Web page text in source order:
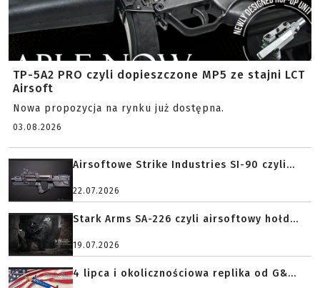
TP-5A2 PRO czyli dopieszczone MP5 ze stajni LCT
Airsoft
Nowa propozycja na rynku już dostępna.
03.08.2026
Airsoftowe Strike Industries SI-90 czyli...
22.07.2026
Stark Arms SA-226 czyli airsoftowy hołd...
19.07.2026
4 lipca i okolicznościowa replika od G&...